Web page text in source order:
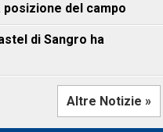
del campo
di Sangro ha
Altre Notizie »